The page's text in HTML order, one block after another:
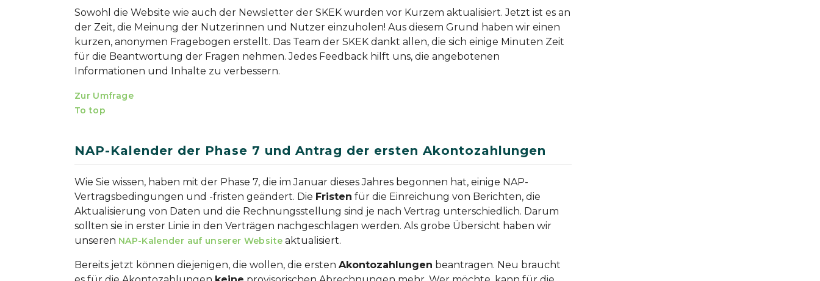
Sowohl die Website wie auch der Newsletter der SKEK wurden vor Kurzem aktualisiert. Jetzt ist es an
der Zeit, die Meinung der Nutzerinnen und Nutzer einzuholen! Aus diesem Grund haben wir einen
kurzen, anonymen Fragebogen erstellt. Das Team der SKEK dankt allen, die sich einige Minuten Zeit
für die Beantwortung der Fragen nehmen. Jedes Feedback hilft uns, die angebotenen
Informationen und Inhalte zu verbessern.
Zur Umfrage
To top
NAP-Kalender der Phase 7 und Antrag der ersten Akontozahlungen
Wie Sie wissen, haben mit der Phase 7, die im Januar dieses Jahres begonnen hat, einige NAP-
Vertragsbedingungen und -fristen geändert. Die Fristen für die Einreichung von Berichten, die
Aktualisierung von Daten und die Rechnungsstellung sind je nach Vertrag unterschiedlich. Darum
sollten sie in erster Linie in den Verträgen nachgeschlagen werden. Als grobe Übersicht haben wir
unseren NAP-Kalender auf unserer Website aktualisiert.
Bereits jetzt können diejenigen, die wollen, die ersten Akontozahlungen beantragen. Neu braucht